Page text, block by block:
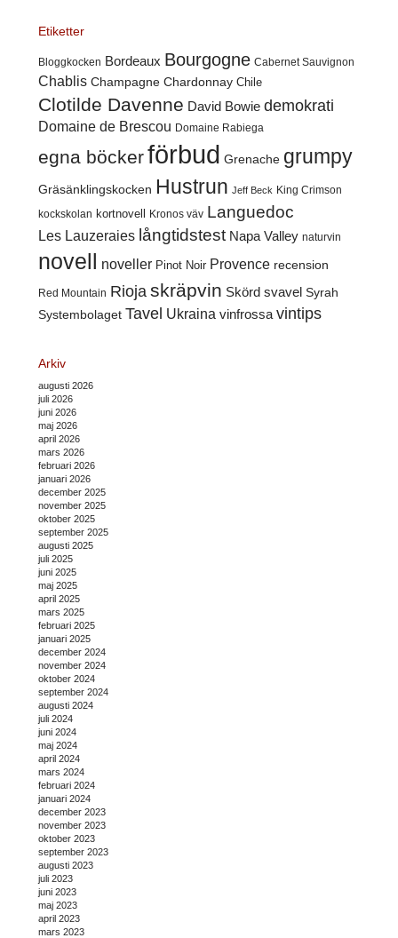
Etiketter
Bloggkocken Bordeaux Bourgogne Cabernet Sauvignon
Chablis Champagne Chardonnay Chile
Clotilde Davenne David Bowie demokrati
Domaine de Brescou Domaine Rabiega
egna böckerförbud Grenache grumpy
Gräsänklingskocken Hustrun Jeff Beck King Crimson
kockskolan kortnovell Kronos väv Languedoc
Les Lauzeraies långtidstest Napa Valley naturvin
novell noveller Pinot Noir Provence recension
Red Mountain Rioja skräpvin Skörd svavel Syrah
Systembolaget Tavel Ukraina vinfrossa vintips
Arkiv
augusti 2026
juli 2026
juni 2026
maj 2026
april 2026
mars 2026
februari 2026
januari 2026
december 2025
november 2025
oktober 2025
september 2025
augusti 2025
juli 2025
juni 2025
maj 2025
april 2025
mars 2025
februari 2025
januari 2025
december 2024
november 2024
oktober 2024
september 2024
augusti 2024
juli 2024
juni 2024
maj 2024
april 2024
mars 2024
februari 2024
januari 2024
december 2023
november 2023
oktober 2023
september 2023
augusti 2023
juli 2023
juni 2023
maj 2023
april 2023
mars 2023